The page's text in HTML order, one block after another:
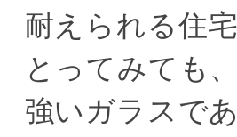
耐えられる住
とってみても
強いガラスで